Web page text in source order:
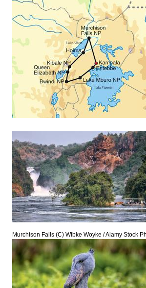
Murchison Falls (C) Wibke Woyke / Alamy Stock